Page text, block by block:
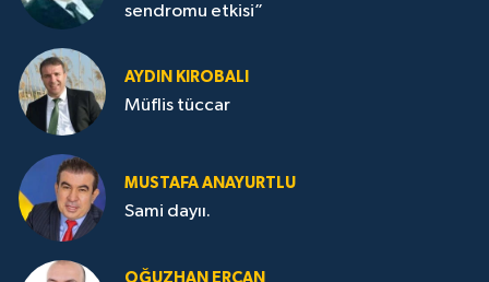
sendromu etkisi”
AYDIN KIROBALI
Müflis tüccar
MUSTAFA ANAYURTLU
Sami dayıı.
OĞUZHAN ERCAN